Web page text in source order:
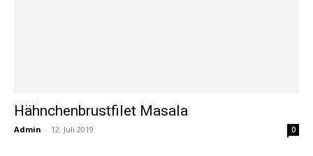
Hähnchenbrustfilet Masala
Admin - 12. Juli 2019 0